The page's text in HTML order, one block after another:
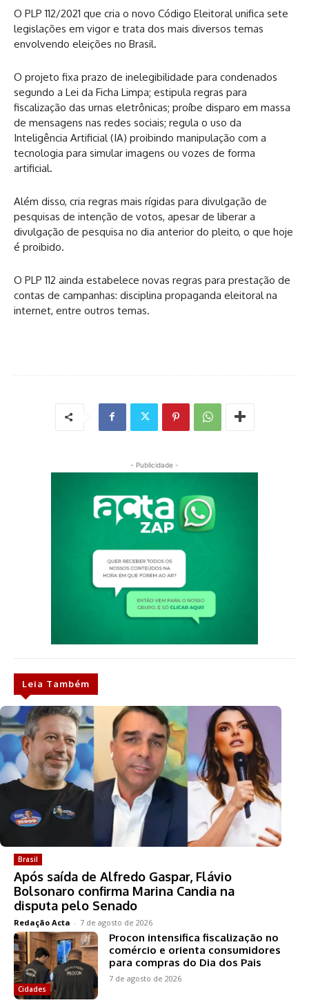
O PLP 112/2021 que cria o novo Código Eleitoral unifica sete
legislações em vigor e trata dos mais diversos temas
envolvendo eleições no Brasil.
O projeto fixa prazo de inelegibilidade para condenados
segundo a Lei da Ficha Limpa; estipula regras para
fiscalização das urnas eletrônicas; proíbe disparo em massa
de mensagens nas redes sociais; regula o uso da
Inteligência Artificial (IA) proibindo manipulação com a
tecnologia para simular imagens ou vozes de forma
artificial.
Além disso, cria regras mais rígidas para divulgação de
pesquisas de intenção de votos, apesar de liberar a
divulgação de pesquisa no dia anterior do pleito, o que hoje
é proibido.
O PLP 112 ainda estabelece novas regras para prestação de
contas de campanhas: disciplina propaganda eleitoral na
internet, entre outros temas.
- Publicidade -
Leia Também
Brasil
Após saída de Alfredo Gaspar, Flávio
Bolsonaro confirma Marina Candia na
disputa pelo Senado
Redação Acta - 7 de agosto de 2026
Cidades
Procon intensifica fiscalização no
comércio e orienta consumidores
para compras do Dia dos Pais
7 de agosto de 2026